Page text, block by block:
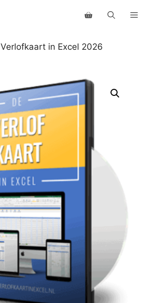
Verlofkaart in Excel 2026